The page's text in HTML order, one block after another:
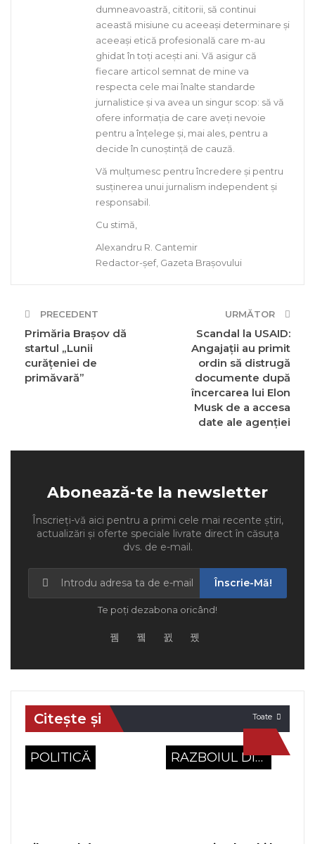
dumneavoastră, cititorii, să continui
această misiune cu aceeași determinare și
aceeași etică profesională care m-au
ghidat în toți acești ani. Vă asigur că
fiecare articol semnat de mine va
respecta cele mai înalte standarde
jurnalistice și va avea un singur scop: să vă
ofere informația de care aveți nevoie
pentru a înțelege și, mai ales, pentru a
decide în cunoștință de cauză.
Vă mulțumesc pentru încredere și pentru
susținerea unui jurnalism independent și
responsabil.
Cu stimă,
Alexandru R. Cantemir
Redactor-șef, Gazeta Brașovului
PRECEDENT
Primăria Brașov dă
startul „Lunii
curățeniei de
primăvară”
URMĂTOR
Scandal la USAID:
Angajații au primit
ordin să distrugă
documente după
încercarea lui Elon
Musk de a accesa
date ale agenției
Abonează-te la newsletter
Înscrieți-vă aici pentru a primi cele mai recente știri,
actualizări și oferte speciale livrate direct în căsuța
dvs. de e-mail.
Înscrie-Mă!
Te poți dezabona oricând!
Toate
Citește și
POLITICĂ RAZBOIUL DIN UCRAINA